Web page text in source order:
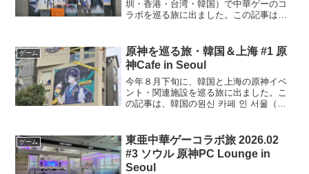
圳・香港・台湾・韓国）で中華ゲーのコ
ラボを巡る旅に出ました。この記事は、
「明日方舟：终末地×罗森」の深圳にある
テーマストアの一つに...
ゲーム
原神を巡る旅・韓国＆上海 #1 原
神Cafe in Seoul
今年８月下旬に、韓国と上海の原神イベ
ント・関連施設を巡る旅に出ました。こ
の記事は、韓国の원신 카페 인 서울（原
（原神Cafe in Seoul）は、韓...
ゲーム
東亜中華ゲーコラボ旅 2026.02
#3 ソウル 原神PC Lounge in
Seoul